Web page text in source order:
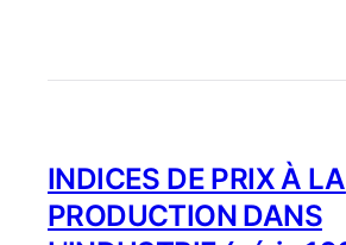
INDICES DE PRIX À LA
PRODUCTION DANS